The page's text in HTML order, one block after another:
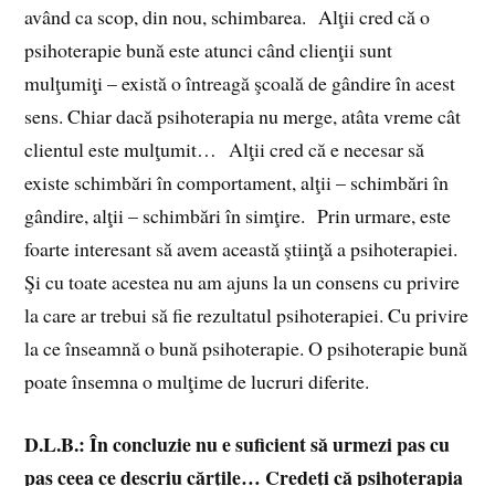
având ca scop, din nou, schimbarea. Alţii cred că o
psihoterapie bună este atunci când clienţii sunt
mulţumiţi – există o întreagă şcoală de gândire în acest
sens. Chiar dacă psihoterapia nu merge, atâta vreme cât
clientul este mulţumit… Alţii cred că e necesar să
existe schimbări în comportament, alţii – schimbări în
gândire, alţii – schimbări în simţire. Prin urmare, este
foarte interesant să avem această ştiinţă a psihoterapiei.
Şi cu toate acestea nu am ajuns la un consens cu privire
la care ar trebui să fie rezultatul psihoterapiei. Cu privire
la ce înseamnă o bună psihoterapie. O psihoterapie bună
poate însemna o mulţime de lucruri diferite.
D.L.B.: În concluzie nu e suficient să urmezi pas cu
pas ceea ce descriu cărţile… Credeţi că psihoterapia